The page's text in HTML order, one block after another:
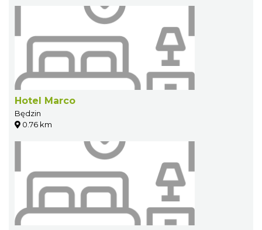
Hotel Marco
Będzin
0.76 km